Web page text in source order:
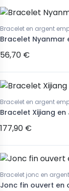
Bracelet en argent
Bracelet Nyanmar
56,70 €
Bracelet en argent
Bracelet Xijiang
177,90 €
Bracelet jonc en
Jonc fin ouvert en